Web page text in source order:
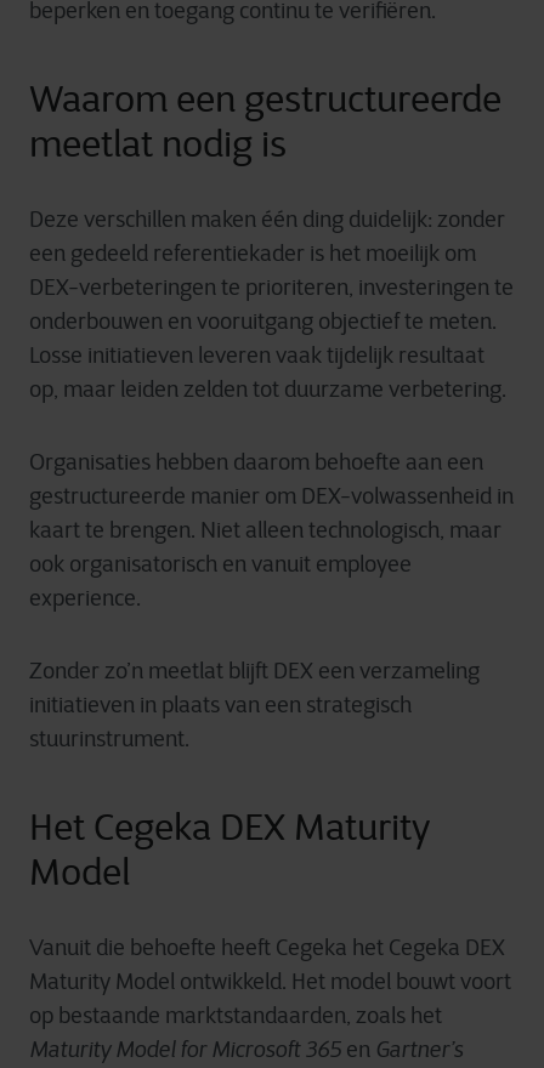
beperken en toegang continu te verifiëren.
Waarom een gestructureerde
meetlat nodig is
Deze verschillen maken één ding duidelijk: zonder
een gedeeld referentiekader is het moeilijk om
DEX-verbeteringen te prioriteren, investeringen te
onderbouwen en vooruitgang objectief te meten.
Losse initiatieven leveren vaak tijdelijk resultaat
op, maar leiden zelden tot duurzame verbetering.
Organisaties hebben daarom behoefte aan een
gestructureerde manier om DEX-volwassenheid in
kaart te brengen. Niet alleen technologisch, maar
ook organisatorisch en vanuit employee
experience.
Zonder zo’n meetlat blijft DEX een verzameling
initiatieven in plaats van een strategisch
stuurinstrument.
Het Cegeka DEX Maturity
Model
Vanuit die behoefte heeft Cegeka het Cegeka DEX
Maturity Model ontwikkeld. Het model bouwt voort
op bestaande marktstandaarden, zoals het
Maturity Model for Microsoft 365 en Gartner’s